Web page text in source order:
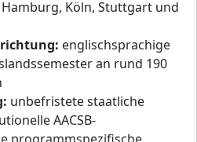
Köln, Stuttgart und
englischsprachige
an rund 190
unbefristete staatliche
AACSB-
Logistik Management
Duales Studium
6 Semester
Deutsch